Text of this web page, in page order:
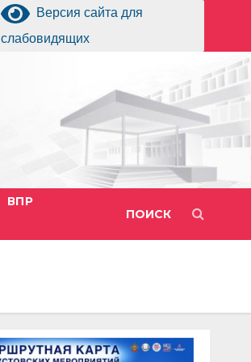
Версия сайта для
слабовидящих
ПОИСК
ВПР